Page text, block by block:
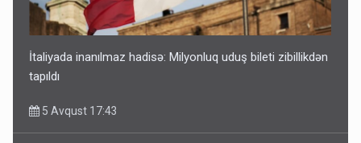
İtaliyada inanılmaz hadisə: Milyonluq uduş bileti zibillikdən
tapıldı
5 Avqust 17:43